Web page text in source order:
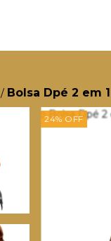
/ Bolsa Dpé 2 em
24% OFF